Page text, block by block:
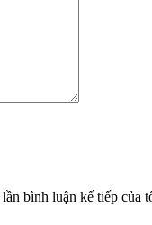
bình luận kế tiếp của